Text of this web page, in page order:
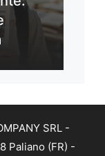
SRL -
Paliano (FR) -